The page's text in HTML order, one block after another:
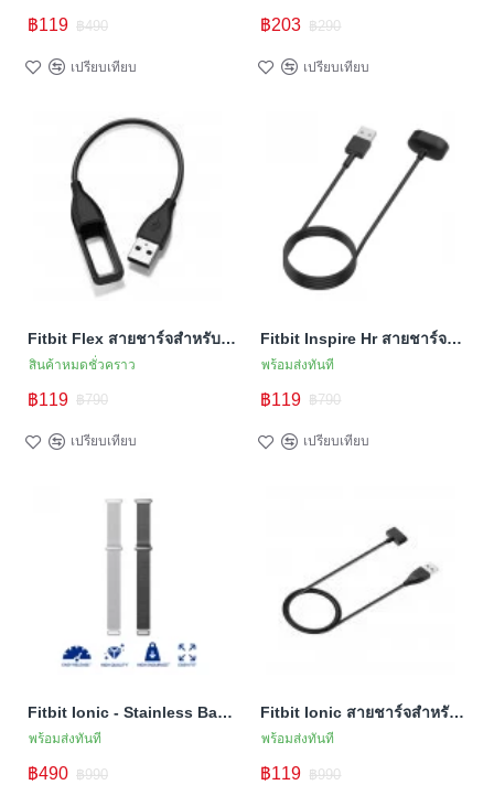
฿119 ฿490
เปรียบเทียบ
฿203 ฿290
เปรียบเทียบ
Fitbit Flex สายชาร์จสำหรับ Flex (สายชาร์จ Premium คุณภาพสูง)
สินค้าหมดชั่วคราว
฿119 ฿790
เปรียบเทียบ
Fitbit Inspire Hr สายชาร์จสำหรับ Inspire, Inspire HR, Ace 2 (สายชาร์จ Premium คุณภาพสูง)
พร้อมส่งทันที
฿119 ฿790
เปรียบเทียบ
Fitbit Ionic - Stainless Band (TSM Band) สายสแตนเลส (Premium)
พร้อมส่งทันที
฿490 ฿990
Fitbit Ionic สายชาร์จสำหรับ Ionic (สายชาร์จ Premium คุณภาพสูง)
พร้อมส่งทันที
฿119 ฿990